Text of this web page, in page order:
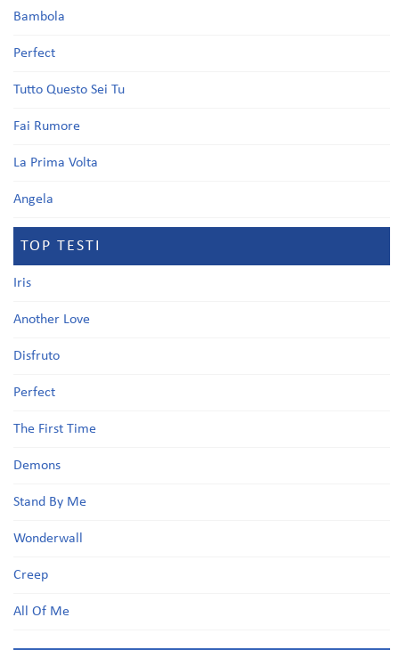
Bambola
Perfect
Tutto Questo Sei Tu
Fai Rumore
La Prima Volta
Angela
TOP TESTI
Iris
Another Love
Disfruto
Perfect
The First Time
Demons
Stand By Me
Wonderwall
Creep
All Of Me